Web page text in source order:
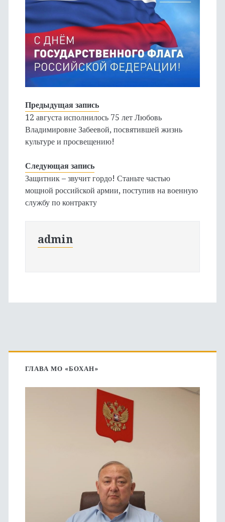
Предыдущая запись
12 августа исполнилось 75 лет Любовь
Владимировне Забеевой, посвятившей жизнь
культуре и просвещению!
Следующая запись
Защитник – звучит гордо! Станьте частью
мощной российской армии, поступив на военную
службу по контракту
admin
Основная
боковая
ГЛАВА МО «БОХАН»